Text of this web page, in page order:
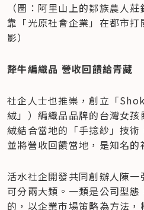
（圖：阿里山上的鄒族農人
靠「光原社會企業」在都市
影）
犛牛編織品 營收回饋給青藏
社企人士也推崇，創立「
絨」）編織品品牌的台灣女
絨結合當地的「手捻紗」技術
並將營收回饋當地，是知名的
活水社企開發共同創辦人陳
可分兩大類。一類是公司型
的，以企業市場策略為方法